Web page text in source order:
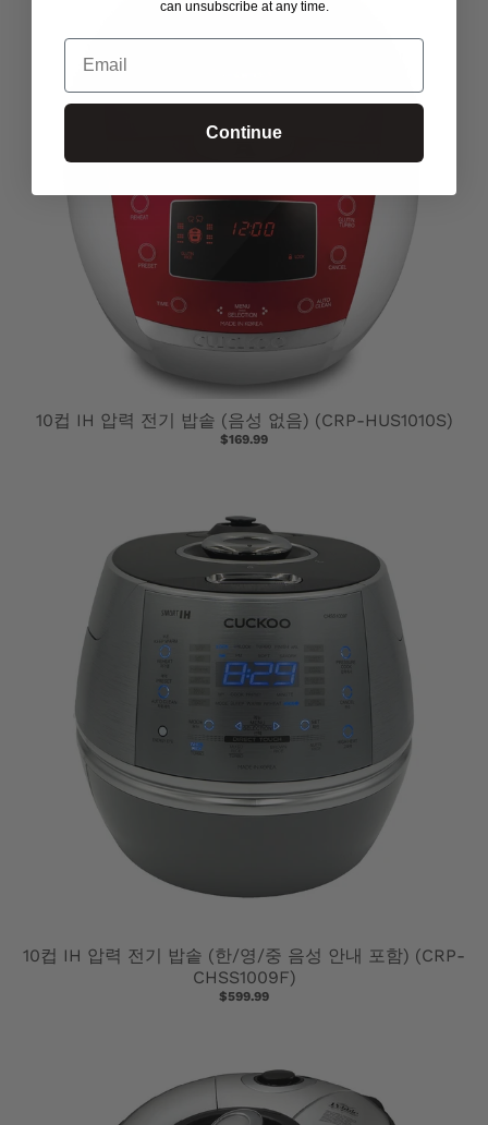
10컵 IH 압력 전기 밥솥 (음성 없음) (CRP-HUS1010S)
$169.99
10컵 IH 압력 전기 밥솥 (한/영/중 음성 안내 포함) (CRP-
CHSS1009F)
$599.99
can unsubscribe at any time.
Email
Continue